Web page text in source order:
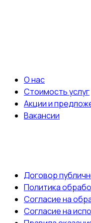
О нас
Стоимость услуг
Акции и
Вакансии
Договор
Политика
Согласие на
Согласие на